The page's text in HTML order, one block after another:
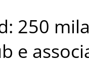
250
e